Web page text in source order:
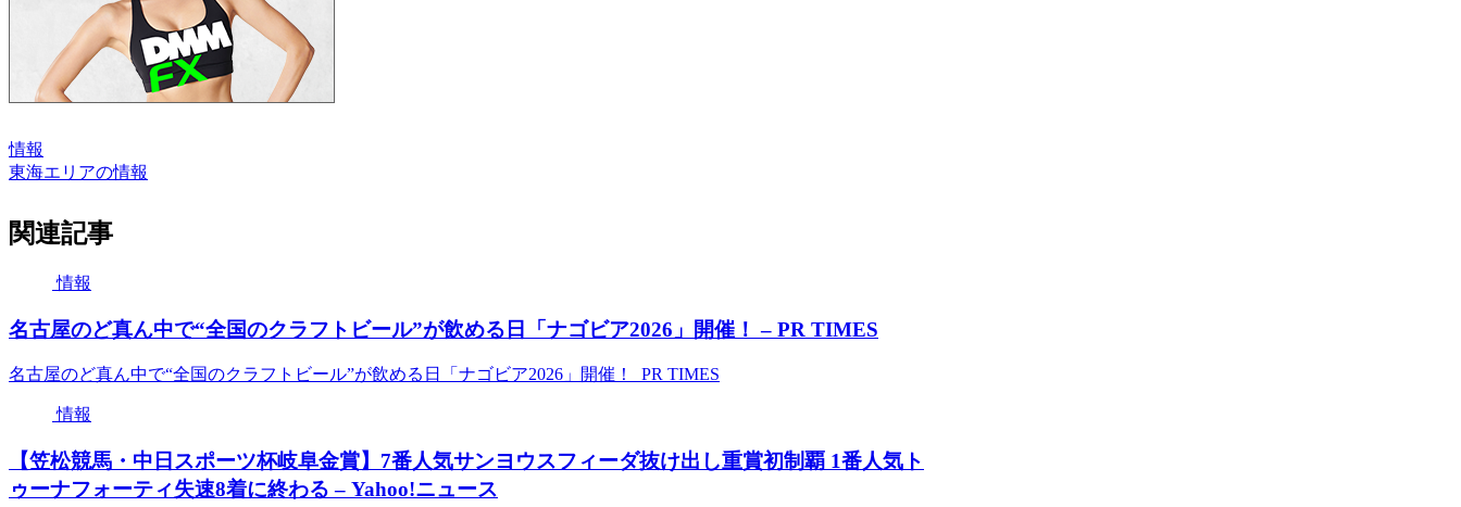
情報
東海エリアの情報
関連記事
情報
名古屋のど真ん中で“全国のクラフトビール”が飲める日「ナゴビア2026」開催！ – PR TIMES
名古屋のど真ん中で“全国のクラフトビール”が飲める日「ナゴビア2026」開催！ PR TIMES
情報
【笠松競馬・中日スポーツ杯岐阜金賞】7番人気サンヨウスフィーダ抜け出し重賞初制覇 1番人気ト
ゥーナフォーティ失速8着に終わる – Yahoo!ニュース